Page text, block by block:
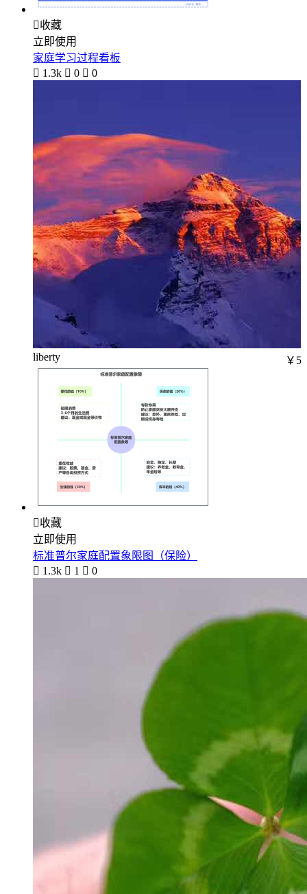
收藏
立即使用
家庭学习过程看板
 1.3k  0  0
liberty ￥5
收藏
立即使用
标准普尔家庭配置象限图（保险）
 1.3k  1  0